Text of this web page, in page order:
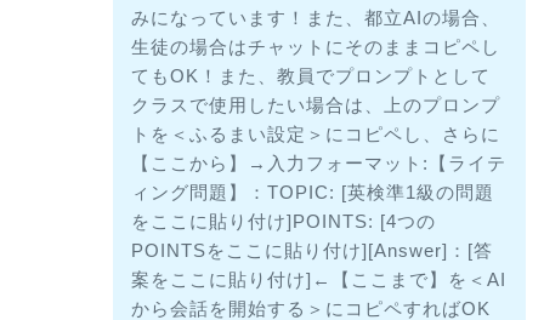
みになっています！また、都立AIの場合、
生徒の場合はチャットにそのままコピペし
てもOK！また、教員でプロンプトとして
クラスで使用したい場合は、上のプロンプ
トを＜ふるまい設定＞にコピペし、さらに
【ここから】→入力フォーマット:【ライテ
ィング問題】：TOPIC: [英検準1級の問題
をここに貼り付け]POINTS: [4つの
POINTSをここに貼り付け][Answer]：[答
案をここに貼り付け]←【ここまで】を＜AI
から会話を開始する＞にコピペすればOK